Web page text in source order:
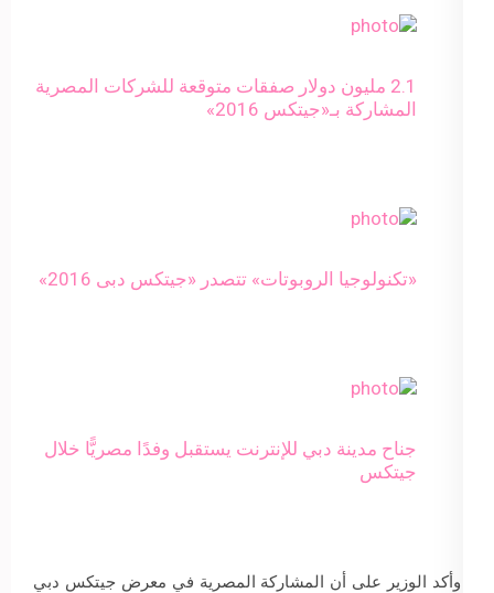
2.1 مليون دولار صفقات متوقعة للشركات المصرية
المشاركة بـ«جيتكس 2016»
«تكنولوجيا الروبوتات» تتصدر «جيتكس دبى 2016»
جناح مدينة دبي للإنترنت يستقبل وفدًا مصريًّا خلال
جيتكس
وأكد الوزير على أن المشاركة المصرية في معرض جيتكس دبي